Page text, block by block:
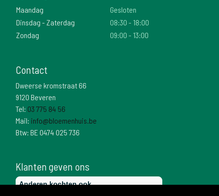
Maandag
Gesloten
Dinsdag - Zaterdag
08:30 - 18:00
Zondag
09:00 - 13:00
Contact
Dweerse kromstraat 66
9120 Beveren
Tel: 03 775 84 56
Mail: info@bloemenhuis.be
Btw: BE 0474 025 736
Klanten geven ons